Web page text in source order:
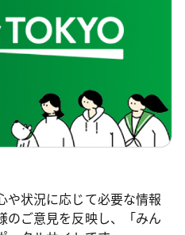
や状況に応じて必要な情報
のご意見を反映し、「みん